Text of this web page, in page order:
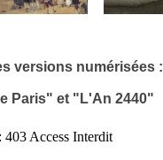
versions numérisées :
Paris" et "L'An 2440"